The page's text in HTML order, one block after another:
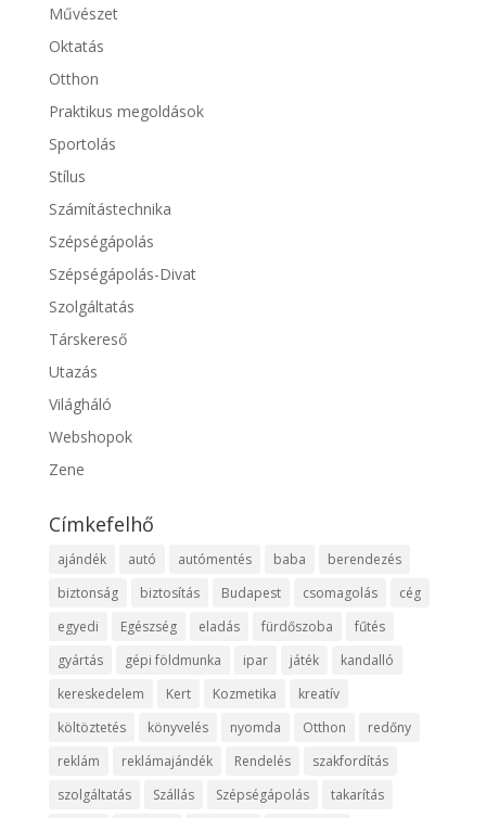
Művészet
Oktatás
Otthon
Praktikus megoldások
Sportolás
Stílus
Számítástechnika
Szépségápolás
Szépségápolás-Divat
Szolgáltatás
Társkereső
Utazás
Világháló
Webshopok
Zene
Címkefelhő
ajándék autó autómentés baba
berendezés
biztonság
biztosítás Budapest csomagolás
cég
egyedi
Egészség eladás fürdőszoba
fűtés
gyártás
gépi földmunka ipar játék
kandalló
kereskedelem
Kert Kozmetika
kreatív
költöztetés
könyvelés nyomda Otthon
redőny
reklám
reklámajándék Rendelés
szakfordítás
szolgáltatás
Szállás Szépségápolás takarítás